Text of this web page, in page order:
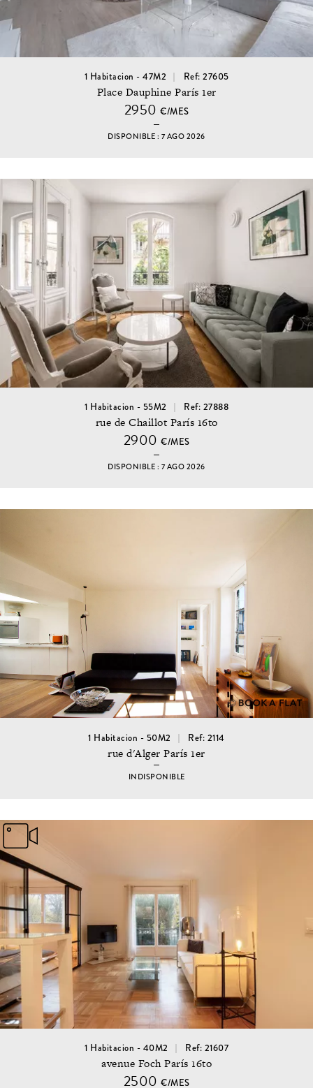
1 Habitacion - 47M2 Ref: 27605
Place Dauphine París 1er
2950 €/MES
DISPONIBLE : 7 AGO 2026
1 Habitacion - 55M2 Ref: 27888
rue de Chaillot París 16to
2900 €/MES
DISPONIBLE : 7 AGO 2026
1 Habitacion - 50M2 Ref: 2114
rue d'Alger París 1er
INDISPONIBLE
1 Habitacion - 40M2 Ref: 21607
avenue Foch París 16to
2500 €/MES